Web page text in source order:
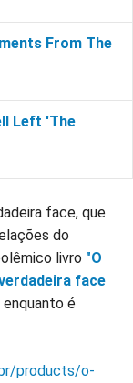
face, que
do
livro "O
face
é
products/o-